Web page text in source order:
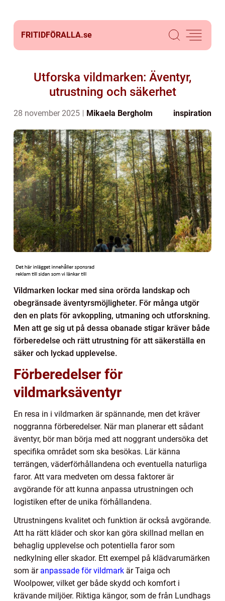
FRITIDFÖRALLA.se
Utforska vildmarken: Äventyr,
utrustning och säkerhet
28 november 2025 Mikaela Bergholm inspiration
Vildmarken lockar med sina orörda landskap och
obegränsade äventyrsmöjligheter. För många utgör
den en plats för avkoppling, utmaning och utforskning.
Men att ge sig ut på dessa obanade stigar kräver både
förberedelse och rätt utrustning för att säkerställa en
säker och lyckad upplevelse.
Förberedelser för
vildmarksäventyr
En resa in i vildmarken är spännande, men det kräver
noggranna förberedelser. När man planerar ett sådant
äventyr, bör man börja med att noggrant undersöka det
specifika området som ska besökas. Lär känna
terrängen, väderförhållandena och eventuella naturliga
faror. Att vara medveten om dessa faktorer är
avgörande för att kunna anpassa utrustningen och
logistiken efter de unika förhållandena.
Utrustningens kvalitet och funktion är också avgörande.
Att ha rätt kläder och skor kan göra skillnad mellan en
behaglig upplevelse och potentiella faror som
nedkylning eller skador. Ett exempel på klädvarumärken
som är anpassade för vildmark är Taiga och
Woolpower, vilket ger både skydd och komfort i
krävande miljöer. Riktiga kängor, som de från Lundhags